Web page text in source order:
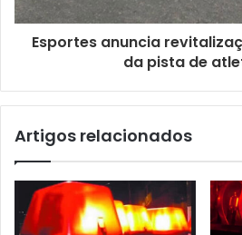
Esportes anuncia
da pista de
Artigos relacionados